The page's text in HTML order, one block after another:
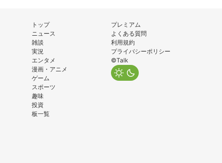
トップ
ニュース
雑談
実況
エンタメ
漫画・アニメ
ゲーム
スポーツ
趣味
投資
板一覧
プレミアム
よくある質問
利用規約
プライバシーポリシー
©Talk